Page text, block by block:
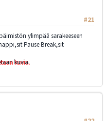
#21
ylimpää sarakeeseen
Pause Break,sit
kuvia.